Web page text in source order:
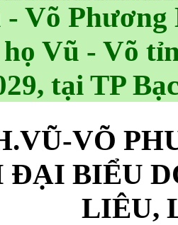
Võ Phương
Vũ - Võ
tại TP
VÕ
BIỂU
LIÊU,